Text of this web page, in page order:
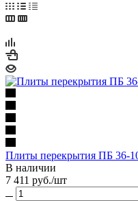
Плиты перекрытия ПБ 36-
В наличии
7 411 руб./шт